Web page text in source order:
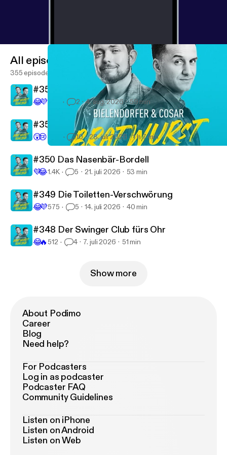
Bratwurst und Baklava - mit Özcan Cosar und Bastian
All episodes
355 episodes
#352 Auf Materijajaajaaal
😂💜 2 4. aug. 2026 59 min
#351 T wie Tollwut
😲😢 10 28. juli 2026 1 h 7 min
#350 Das Nasenbär-Bordell
💜😂1.4K 5 21. juli 2026 53 min
#349 Die Toiletten-Verschwörung
😂💜575 5 14. juli 2026 40 min
#348 Der Swinger Club fürs Ohr
😂🔥 512 4 7. juli 2026 51 min
Show more
About Podimo
Career
Blog
Need help?
For Podcasters
Log in as podcaster
Podcaster FAQ
Community Guidelines
Listen on iPhone
Listen on Android
Listen on Web